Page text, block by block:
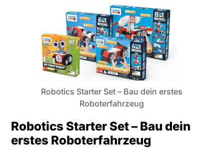
Robotics Starter Set – Bau dein erstes
Roboterfahrzeug
Robotics Starter Set – Bau dein
erstes Roboterfahrzeug